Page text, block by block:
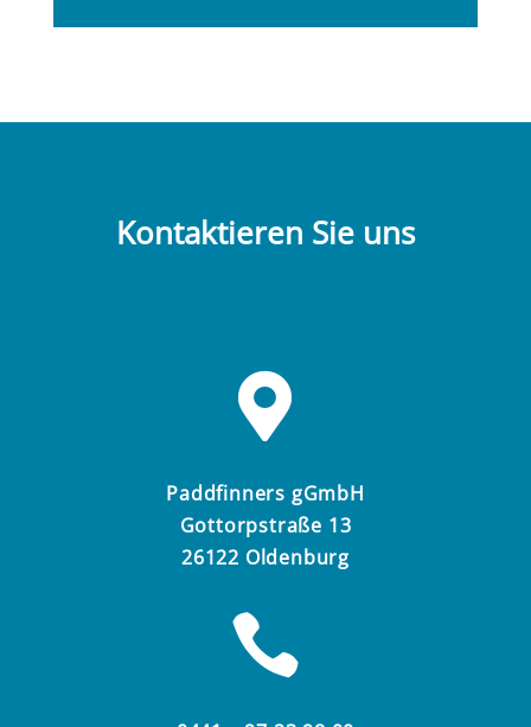
Kontaktieren Sie uns

Paddfinners gGmbH
Gottorpstraße 13
26122 Oldenburg
